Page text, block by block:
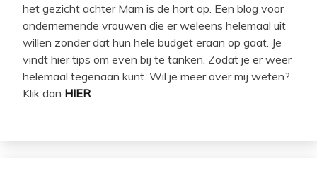
het gezicht achter Mam is de hort op. Een blog voor
ondernemende vrouwen die er weleens helemaal uit
willen zonder dat hun hele budget eraan op gaat. Je
vindt hier tips om even bij te tanken. Zodat je er weer
helemaal tegenaan kunt. Wil je meer over mij weten?
Klik dan HIER